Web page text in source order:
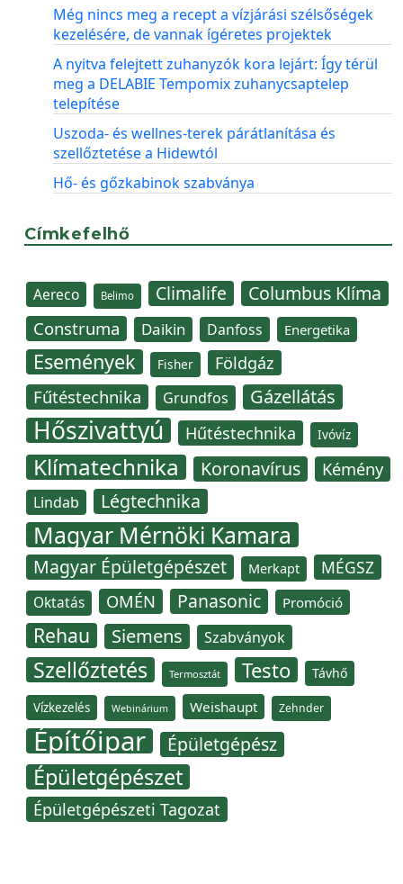
Még nincs meg a recept a vízjárási szélsőségek
kezelésére, de vannak ígéretes projektek
A nyitva felejtett zuhanyzók kora lejárt: Így térül
meg a DELABIE Tempomix zuhanycsaptelep
telepítése
Uszoda- és wellnes-terek párátlanítása és
szellőztetése a Hidewtól
Hő- és gőzkabinok szabványa
Címkefelhő
Aereco Belimo Climalife Columbus Klíma
Construma Daikin Danfoss Energetika
Események Fisher Földgáz
Fűtéstechnika Grundfos Gázellátás
Hőszivattyú Hűtéstechnika Ivóvíz
Klímatechnika Koronavírus Kémény
Lindab Légtechnika
Magyar Mérnöki Kamara
Magyar Épületgépészet Merkapt MÉGSZ
Oktatás OMÉN Panasonic Promóció
Rehau Siemens Szabványok
Szellőztetés Termosztát Testo Távhő
Vízkezelés Webinárium Weishaupt Zehnder
Építőipar Épületgépész
Épületgépészet
Épületgépészeti Tagozat